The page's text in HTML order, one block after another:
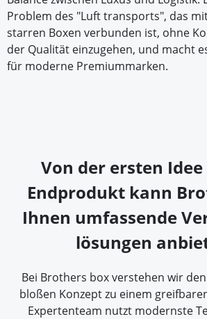
Problem des "Luft transports", das
starren Boxen verbunden ist, ohne
der Qualität einzugehen, und macht
für moderne Premiummarken.
Von der ersten
Endprodukt kann
Ihnen umfassende
lösungen
Bei Brothers box verstehen wir
bloßen Konzept zu einem
Expertenteam nutzt modernste